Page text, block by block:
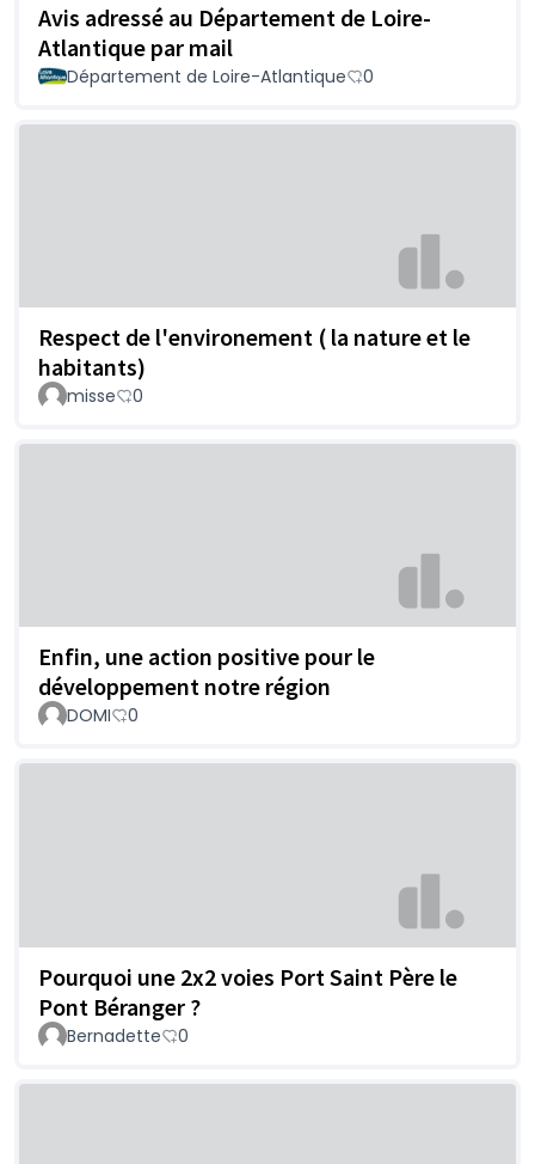
Avis adressé au Département de Loire-
Atlantique par mail
Département de Loire-Atlantique 0
Respect de l'environement ( la nature et le
habitants)
misse 0
Enfin, une action positive pour le
développement notre région
DOMI 0
Pourquoi une 2x2 voies Port Saint Père le
Pont Béranger ?
Bernadette 0